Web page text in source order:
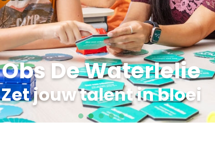
Obs De Waterlelie
Zet jouw talent in bloei